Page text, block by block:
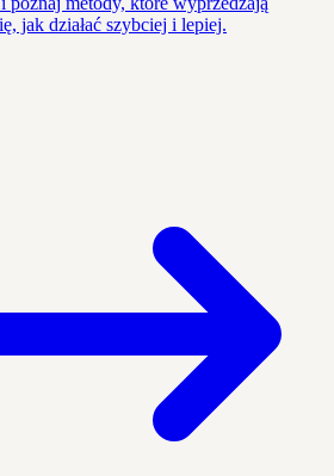
jak działać szybciej i lepiej.